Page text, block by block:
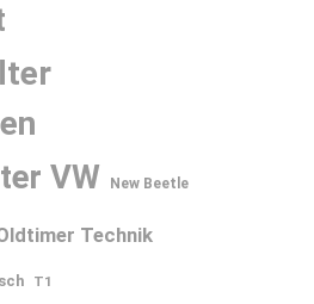
VW New Beetle
Technik
T1